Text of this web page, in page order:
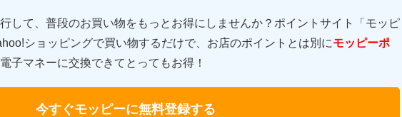
して、普段のお買い物をもっとお得にしませんか？ポイントサイト「モッピ
ショッピングで買い物するだけで、お店のポイントとは別にモッピーポ
子マネーに交換できてとってもお得！
今すぐモッピーに無料登録する